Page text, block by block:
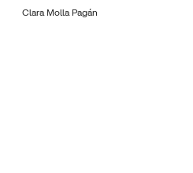
Clara Molla Pagán